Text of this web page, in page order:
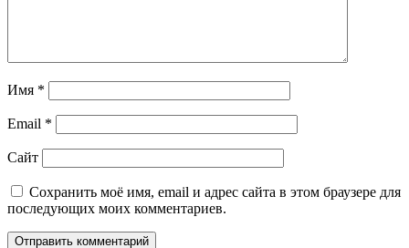
Имя *
Email *
Сайт
Сохранить моё имя, email и адрес сайта в этом браузере для
последующих моих комментариев.